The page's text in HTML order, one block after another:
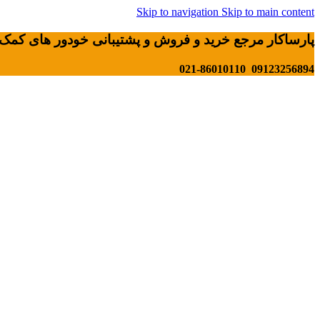
Skip to navigation Skip to main content
پارساکار مرجع خرید و فروش و پشتیبانی خودور های کمک
09123256894 021-86010110